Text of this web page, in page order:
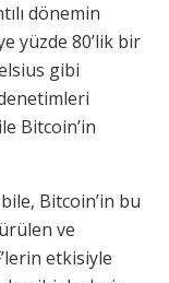
dönemin
yüzde 80’lik bir
gibi
Bitcoin’in
Bitcoin’in bu
ve
etkisiyle